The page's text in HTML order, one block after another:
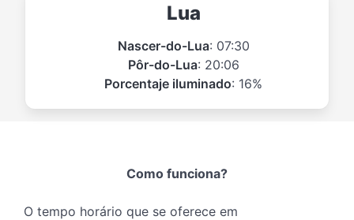
Lua
Nascer-do-Lua: 07:30
Pôr-do-Lua: 20:06
Porcentaje iluminado: 16%
Como funciona?
O tempo horário que se oferece em